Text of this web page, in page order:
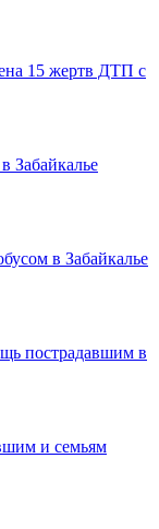
15 жертв ДТП с
Забайкалье
в Забайкалье
пострадавшим в
и семьям